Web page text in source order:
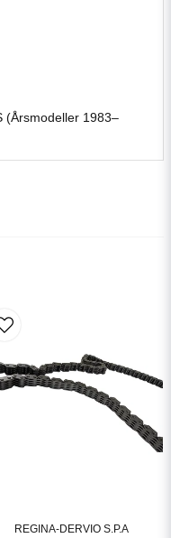
(Årsmodeller 1983–
REGINA-DERVIO S.P.A